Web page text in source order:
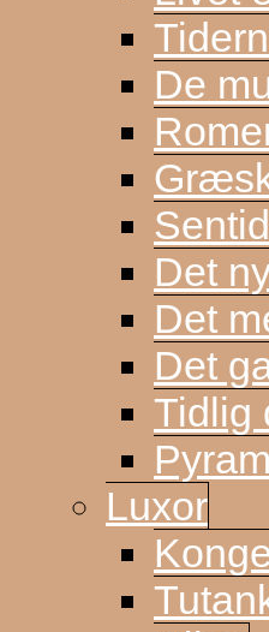
De
Det
Det
Det
Tidlig
Luxor